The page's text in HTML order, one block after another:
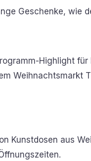
Geschenke, wie
Highlight für
Weihnachtsmarkt
Kunstdosen aus